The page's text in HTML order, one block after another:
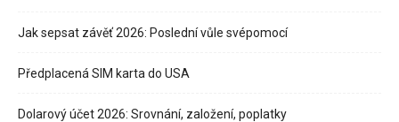
Jak sepsat závěť 2026: Poslední vůle svépomocí
Předplacená SIM karta do USA
Dolarový účet 2026: Srovnání, založení, poplatky